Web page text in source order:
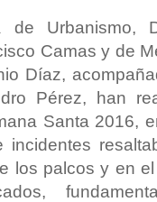
Urbanismo,
Camas y de
Díaz,
Pérez, han
Santa 2016,
incidentes
los palcos y en